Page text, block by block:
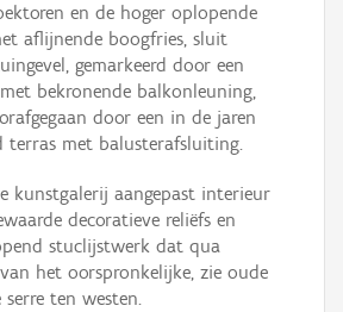
en de hoger oplopende
aflijnende boogfries, sluit
gemarkeerd door een
bekronende balkonleuning,
door een in de jaren
terras met balusterafsluiting.
kunstgalerij aangepast interieur
decoratieve reliëfs en
stuclijstwerk dat qua
het oorspronkelijke, zie oude
serre ten westen.